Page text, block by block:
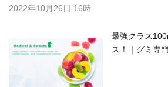
2022年10月26日 16時
最強クラス
ス！｜グミ専